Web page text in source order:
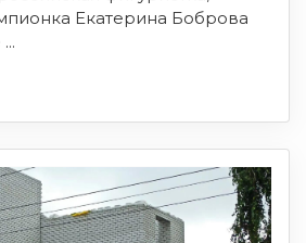
Екатерина Боброва